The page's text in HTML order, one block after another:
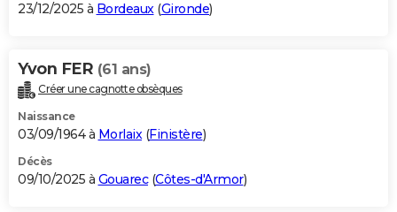
23/12/2025 à Bordeaux(Gironde)
Yvon FER (61 ans)
Créer une cagnotte obsèques
Naissance
03/09/1964 à Morlaix(Finistère)
Décès
09/10/2025 à Gouarec(Côtes-d'Armor)